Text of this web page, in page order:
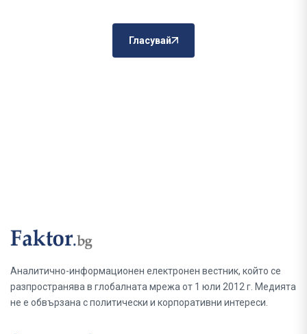
Гласувай
Аналитично-информационен електронен вестник, който се
разпространява в глобалната мрежа от 1 юли 2012 г. Медията
не е обвързана с политически и корпоративни интереси.